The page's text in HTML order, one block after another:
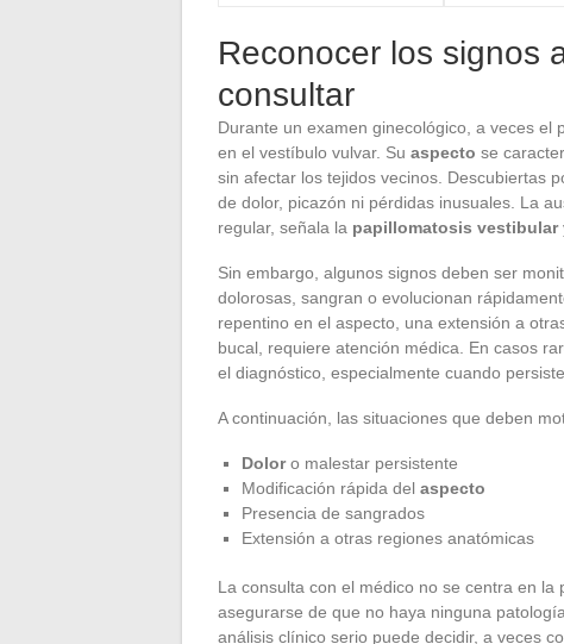
Reconocer los signos
consultar
Durante un examen ginecológico, a veces
en el vestíbulo vulvar. Su aspecto se
sin afectar los tejidos vecinos. Descubiertas
de dolor, picazón ni pérdidas inusuales. La
regular, señala la papillomatosis vestibular
Sin embargo, algunos signos deben ser
dolorosas, sangran o evolucionan
repentino en el aspecto, una extensión a
bucal, requiere atención médica. En casos
el diagnóstico, especialmente cuando
A continuación, las situaciones que deben
Doloro malestar persistente
Modificación rápida del aspecto
Presencia de sangrados
Extensión a otras regiones anatómicas
La consulta con el médico no se centra en
asegurarse de que no haya ninguna
análisis clínico serio puede decidir, a veces